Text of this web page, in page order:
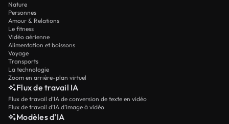
Nature
Personnes
Amour & Relations
Le fitness
Vidéo aérienne
Alimentation et boissons
Voyage
Transports
La technologie
Zoom en arrière-plan virtuel
Flux de travail IA
Flux de travail d’IA de conversion de texte en vidéo
Flux de travail d’IA d’image à vidéo
Modèles d’IA